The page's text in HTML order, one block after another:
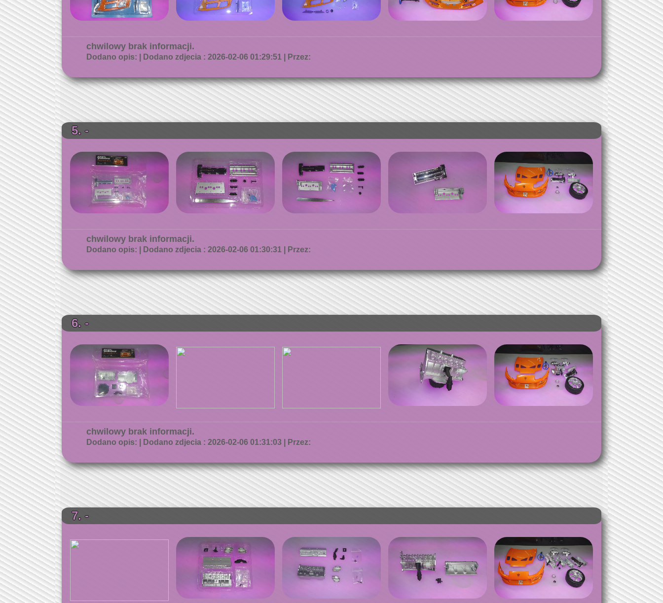
chwilowy brak informacji.
Dodano opis: | Dodano zdjecia : 2026-02-06 01:29:51 | Przez:
5. -
chwilowy brak informacji.
Dodano opis: | Dodano zdjecia : 2026-02-06 01:30:31 | Przez:
6. -
chwilowy brak informacji.
Dodano opis: | Dodano zdjecia : 2026-02-06 01:31:03 | Przez:
7. -